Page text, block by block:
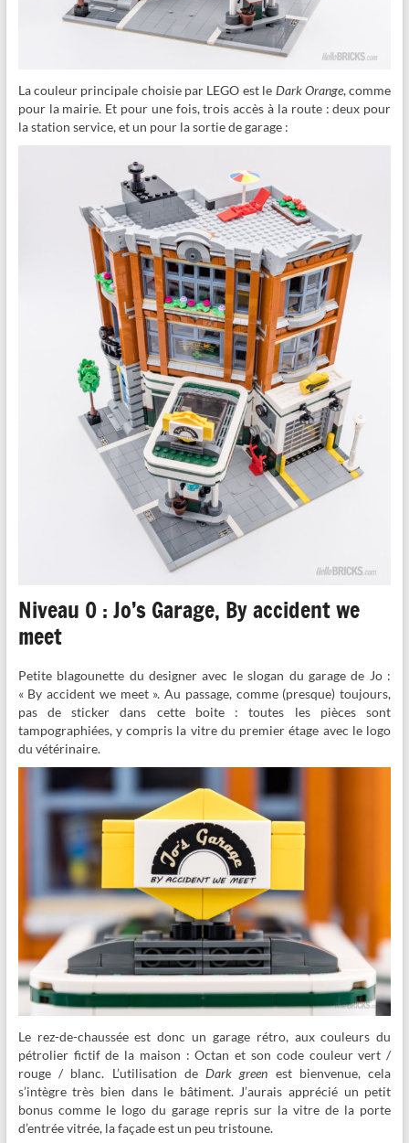
La couleur principale choisie par LEGO est le Dark Orange, comme
pour la mairie. Et pour une fois, trois accès à la route : deux pour
la station service, et un pour la sortie de garage :
Niveau 0 : Jo’s Garage, By accident we
meet
Petite blagounette du designer avec le slogan du garage de Jo :
« By accident we meet ». Au passage, comme (presque) toujours,
pas de sticker dans cette boite : toutes les pièces sont
tampographiées, y compris la vitre du premier étage avec le logo
du vétérinaire.
Le rez-de-chaussée est donc un garage rétro, aux couleurs du
pétrolier fictif de la maison : Octan et son code couleur vert /
rouge / blanc. L’utilisation deDark green est bienvenue, cela
s’intègre très bien dans le bâtiment. J’aurais apprécié un petit
bonus comme le logo du garage repris sur la vitre de la porte
d’entrée vitrée, la façade est un peu tristoune.